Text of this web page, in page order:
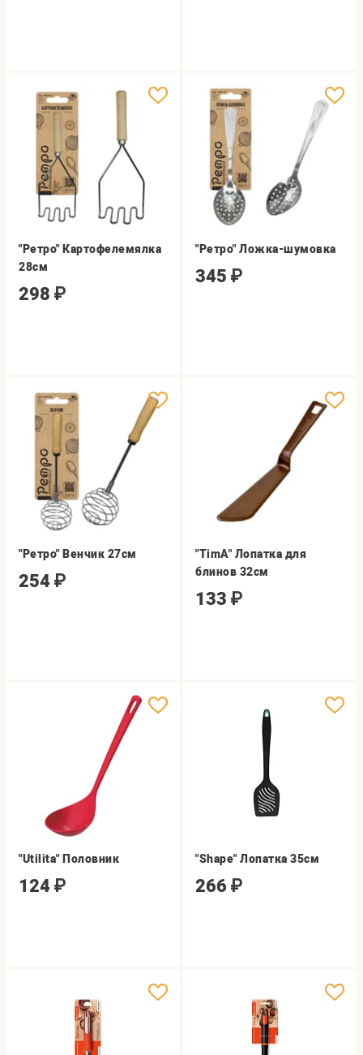
"Ретро" Картофелемялка
28см
298 ₽
"Ретро" Ложка-шумовка
345 ₽
"Ретро" Венчик 27см
254 ₽
"TimA" Лопатка для
блинов 32см
133 ₽
"Utilita" Половник
124 ₽
"Shape" Лопатка 35см
266 ₽